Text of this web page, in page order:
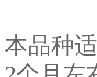
本品种